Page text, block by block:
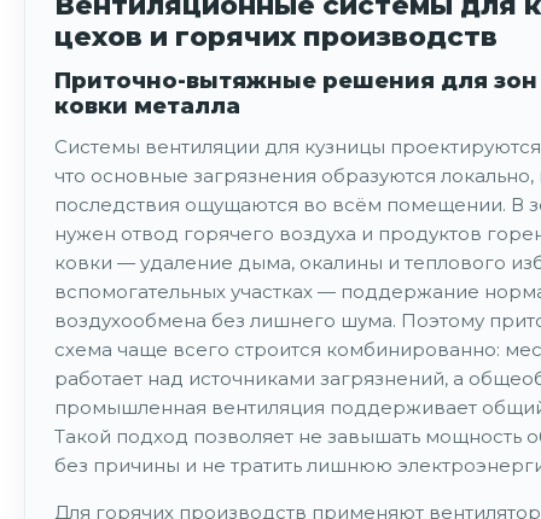
цехов и горячих производств
Приточно-вытяжные решения для зон
ковки металла
Системы вентиляции для кузницы проектируются
что основные загрязнения образуются локально,
последствия ощущаются во всём помещении. В
нужен отвод горячего воздуха и продуктов
ковки — удаление дыма, окалины и теплового
вспомогательных участках — поддержание
воздухообмена без лишнего шума. Поэтому
схема чаще всего строится комбинированно:
работает над источниками загрязнений, а
промышленная вентиляция поддерживает
Такой подход позволяет не завышать мощность
без причины и не тратить лишнюю
Для горячих производств применяют